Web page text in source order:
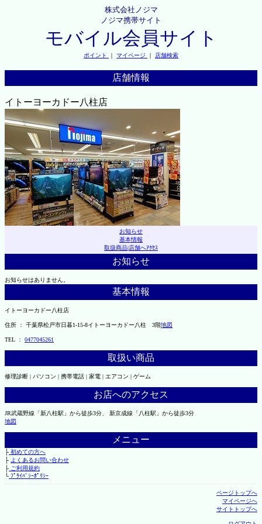
株式会社ノジマ
ノジマ携帯サイト
モバイル会員サイト
ポイント ｜ マイページ ｜ 店舗検索
店舗情報
イトーヨーカドー八柱店
お知らせ
基本情報
取扱商品|店舗へｱｸｾｽ
お知らせ
お知らせはありません。
基本情報
イトーヨーカドー八柱店
住所 ： 千葉県松戸市日暮1-15-8イトーヨーカドー八柱 3階地図
TEL ： 0477045261
取扱い商品
修理診断 | パソコン | 携帯電話 | 家電 | エアコン | ゲーム
お店へのアクセス
JR武蔵野線「新八柱駅」から徒歩3分、 新京成線「八柱駅」から徒歩3分
地図
メニュー
├初めての方へ
├ よくあるお問い合わせ
├ご利用規約
└ﾌﾟﾗｲﾊﾞｼｰﾎﾟﾘｼｰ
ページトップへ
マイページへ
サイトトップへ